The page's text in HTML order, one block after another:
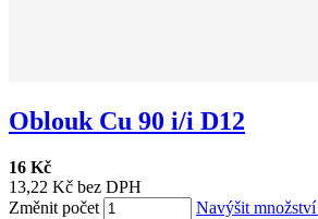
Oblouk Cu 90 i/i D12
16 Kč
13,22 Kč bez DPH
Změnit počet
Navýšit množství